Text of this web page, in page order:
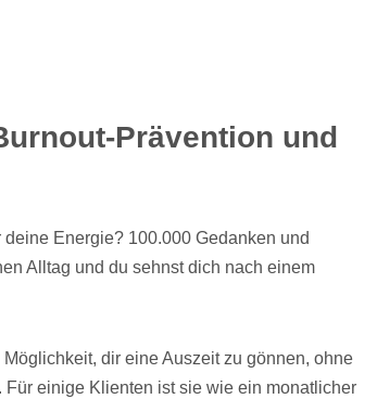
Prävention und
Energie? 100.000 Gedanken und
Alltag und du sehnst dich nach einem
dir eine Auszeit zu gönnen, ohne
einige Klienten ist sie wie ein monatlicher